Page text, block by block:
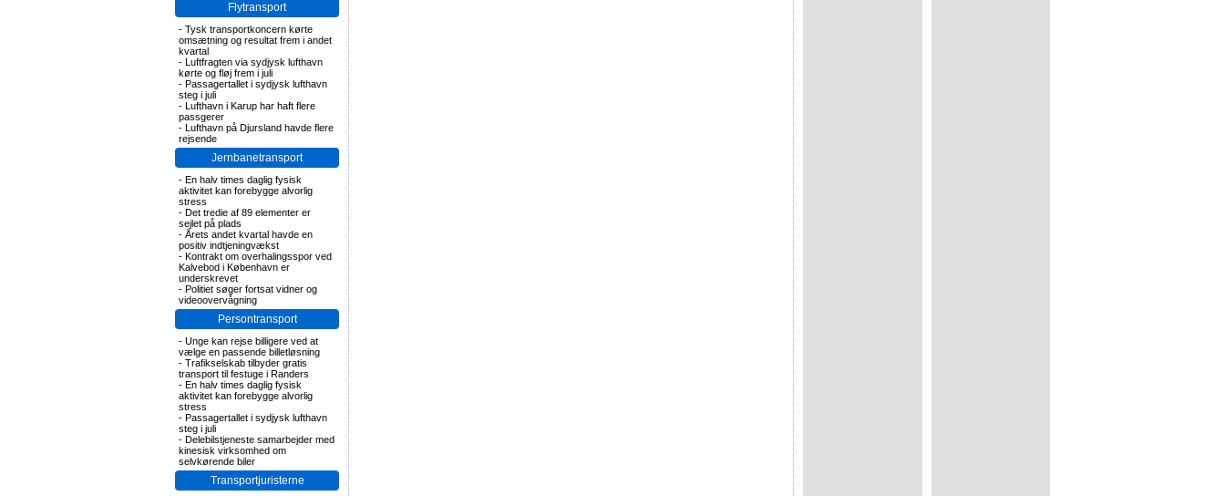
Flytransport
- Tysk transportkoncern kørte
omsætning og resultat frem i andet
kvartal
- Luftfragten via sydjysk lufthavn
kørte og fløj frem i juli
- Passagertallet i sydjysk lufthavn
steg i juli
- Lufthavn i Karup har haft flere
passgerer
- Lufthavn på Djursland havde flere
rejsende
Jernbanetransport
- En halv times daglig fysisk
aktivitet kan forebygge alvorlig
stress
- Det tredie af 89 elementer er
sejlet på plads
- Årets andet kvartal havde en
positiv indtjeningvækst
- Kontrakt om overhalingsspor ved
Kalvebod i København er
underskrevet
- Politiet søger fortsat vidner og
videoovervågning
Persontransport
- Unge kan rejse billigere ved at
vælge en passende billetløsning
- Trafikselskab tilbyder gratis
transport til festuge i Randers
- En halv times daglig fysisk
aktivitet kan forebygge alvorlig
stress
- Passagertallet i sydjysk lufthavn
steg i juli
- Delebilstjeneste samarbejder med
kinesisk virksomhed om
selvkørende biler
Transportjuristerne